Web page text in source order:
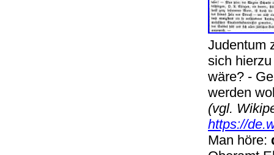
Judentum
sich
wäre? -
werden
(vgl.
https://
Man höre: